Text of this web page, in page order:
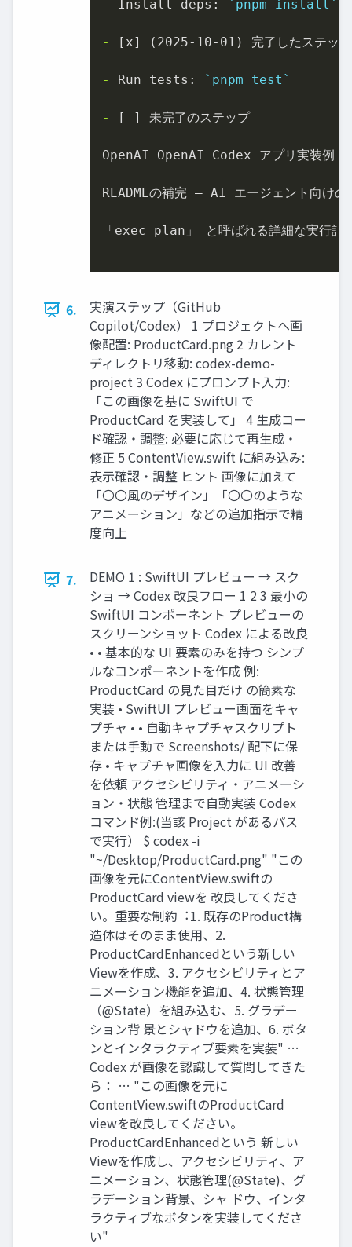
- Install deps: `pnpm install`
- [x] (2025-10-01) 完了したステップ
- Run tests: `pnpm test`
- [ ] 未完了のステップ
OpenAI OpenAI Codex アプリ実装例
READMEの補完 – AI エージェント向けの
「exec plan」 と呼ばれる詳細な実⾏計
6.
実演ステップ（GitHub
Copilot/Codex） 1 プロジェクトへ画
像配置: ProductCard.png 2 カレント
ディレクトリ移動: codex-demo-
project 3 Codex にプロンプト⼊⼒:
「この画像を基に SwiftUI で
ProductCard を実装して」 4 ⽣成コー
ド確認・調整: 必要に応じて再⽣成・
修正 5 ContentView.swift に組み込み:
表⽰確認・調整 ヒント 画像に加えて
「〇〇⾵のデザイン」「〇〇のような
アニメーション」などの追加指⽰で精
度向上
7.
DEMO 1 : SwiftUI プレビュー → スク
ショ → Codex 改良フロー 1 2 3 最⼩の
SwiftUI コンポーネント プレビューの
スクリーンショット Codex による改良
• • 基本的な UI 要素のみを持つ シンプ
ルなコンポーネントを作成 例:
ProductCard の⾒た⽬だけ の簡素な
実装 • SwiftUI プレビュー画⾯をキャ
プチャ • • ⾃動キャプチャスクリプト
または⼿動で Screenshots/ 配下に保
存 • キャプチャ画像を⼊⼒に UI 改善
を依頼 アクセシビリティ・アニメーシ
ョン・状態 管理まで⾃動実装 Codex
コマンド例:(当該 Project があるパス
で実⾏） $ codex -i
"~/Desktop/ProductCard.png" "この
画像を元にContentView.swiftの
ProductCard viewを 改良してくださ
い。重要な制約︓1. 既存のProduct構
造体はそのまま使⽤、2.
ProductCardEnhancedという新しい
Viewを作成、3. アクセシビリティとア
ニメーション機能を追加、4. 状態管理
（@State）を組み込む、5. グラデー
ション背 景とシャドウを追加、6. ボタ
ンとインタラクティブ要素を実装" …
Codex が画像を認識して質問してきた
ら： … "この画像を元に
ContentView.swiftのProductCard
viewを改良してください。
ProductCardEnhancedという 新しい
Viewを作成し、アクセシビリティ、ア
ニメーション、状態管理(@State)、グ
ラデーション背景、シャ ドウ、インタ
ラクティブなボタンを実装してくださ
い"